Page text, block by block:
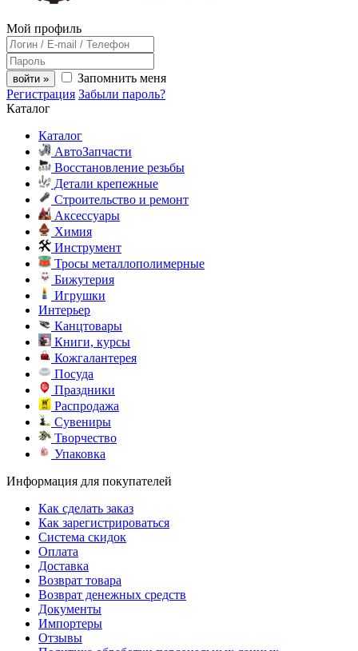
Мой профиль
войти »
Запомнить меня
Регистрация Забыли пароль?
Каталог
Каталог
АвтоЗапчасти
Восстановление резьбы
Детали крепежные
Строительство и ремонт
Аксессуары
Химия
Инструмент
Тросы металлополимерные
Бижутерия
Игрушки
Интерьер
Канцтовары
Книги, курсы
Кожгалантерея
Посуда
Праздники
Распродажа
Сувениры
Творчество
Упаковка
Информация для покупателей
Как сделать заказ
Как зарегистрироваться
Система скидок
Оплата
Доставка
Возврат товара
Возврат денежных средств
Документы
Импортеры
Отзывы